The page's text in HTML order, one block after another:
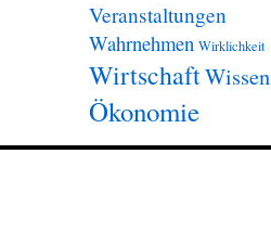
Veranstaltungen
Wahrnehmen Wirklichkeit
WirtschaftWissen
Ökonomie